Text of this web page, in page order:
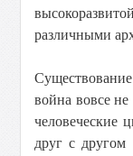
различными
война вовсе
человеческие
друг с